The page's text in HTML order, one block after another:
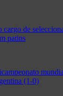
cargo de
patins
(1-0)